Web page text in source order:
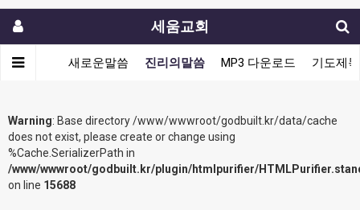
세움교회
새로운말씀 진리의말씀 MP3 다운로드 기도제목
Warning: Base directory /www/wwwroot/godbuilt.kr/data/cache
does not exist, please create or change using
%Cache.SerializerPath in
/www/wwwroot/godbuilt.kr/plugin/htmlpurifier/
on line 15688